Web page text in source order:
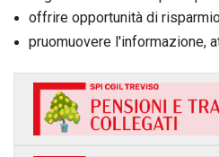
offrire opportunità di
pruomuovere l'informazione,